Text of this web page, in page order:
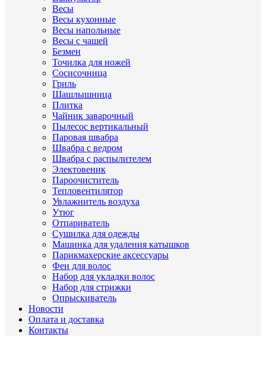
Весы
Весы кухонные
Весы напольные
Весы с чашей
Безмен
Точилка для ножей
Сосисочница
Гриль
Шашлышница
Плитка
Чайник заварочный
Пылесос вертикальный
Паровая швабра
Швабра с ведром
Швабра с распылителем
Электовеник
Пароочиститель
Тепловентилятор
Увлажнитель воздуха
Утюг
Отпариватель
Сушилка для одежды
Машинка для удаления катышков
Парикмахерские аксессуары
Фен для волос
Набор для укладки волос
Набор для стрижки
Опрыскиватель
Новости
Оплата и доставка
Контакты